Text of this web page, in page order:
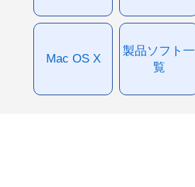
Mac OS X
製品ソフト一
覧